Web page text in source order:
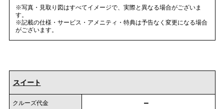
※写真・見取り図はすべてイメージで、実際と異なる場合がございま
す。
※記載の仕様・サービス・アメニティ・特典は予告なく変更になる場合
がございます。
スイート
クルーズ代金 －